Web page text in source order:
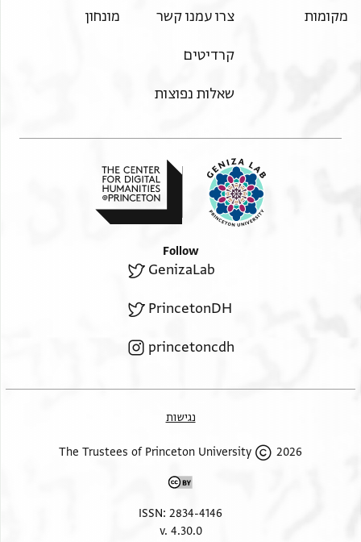
אשר בשרו יכאב ונפשו עליו אבלה והוא כרקב י . [ . . . . . .
כבגד עש אותו אכלה המה יאבדו ויתגלו[ . . . . . . . . . . . . .
. . . . . . . .
תכלה ובדברו רום ותחת עשה לשכללה וארץ [ . . . . . . . . .
והמציא יש מאין להועילה ואבן מפולמת . . . . . . . . . [ . . .
וארבעה אבות אשר הם שרש כל פעולה והכל בגלל אמ . .
להשקות מנחל עדניו נפש עמלה ומדשן ביתו להאכילה
ל[ה
הנפלא והקים רעה נאמן לסורה וגולה . נזר ועזר כלילה
עטרת לכל קהילה מנורת זהב כלה נר הגולה מצור . . .
אוליסאני אוהבו . [ . . .מקומות צרו עמנו קשר
קרדיטים
שאלות נפוצות
מונחון
Follow
GenizaLab
PrincetonDH
princetoncdh
נגישות
2026 The Trustees of Princeton University
ISSN: 2834-4146
v. 4.30.0